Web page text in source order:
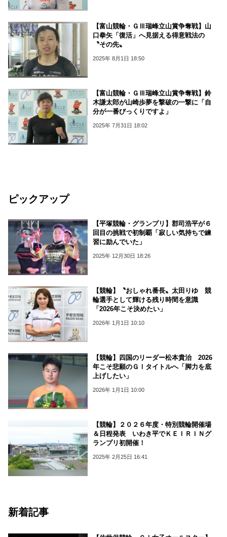
【富山競輪・ＧⅢ瑞峰立山賞争奪戦】山
口拳矢「復活」へ見据える得意戦法の
〝その先〟
2025年 8月1日 18:50
【富山競輪・ＧⅢ瑞峰立山賞争奪戦】鈴
木謙太郎が山崎歩夢を撃破の一撃に「自
分が一番びっくりですよ」
2025年 7月31日 18:02
ピックアップ
【平塚競輪・グランプリ】郡司浩平が６
回目の挑戦で初制覇「寂しい気持ちで練
習に励んでいた」
2025年 12月30日 18:26
【競輪】〝おしゃれ番長〟太田りゆ 競
輪選手として輝ける残り時間を意識
「2026年こそ決めたい」
2026年 1月1日 10:10
【競輪】四国のリーダー松本貴治 2026
年こそ悲願のＧⅠタイトルへ「脚力を底
上げしたい」
2026年 1月1日 10:00
【競輪】２０２６年度・特別競輪開催場
＆日程発表 いわき平でＫＥＩＲＩＮグ
ランプリ初開催！
2025年 2月25日 16:41
新着記事